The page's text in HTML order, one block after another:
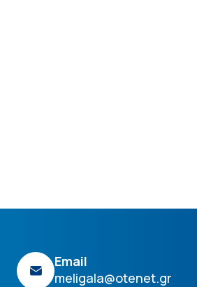
Email
meligala@otenet.gr